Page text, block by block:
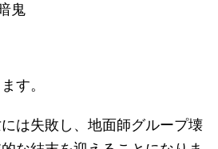
鬼
す。
は失敗し、地面師グループ壊